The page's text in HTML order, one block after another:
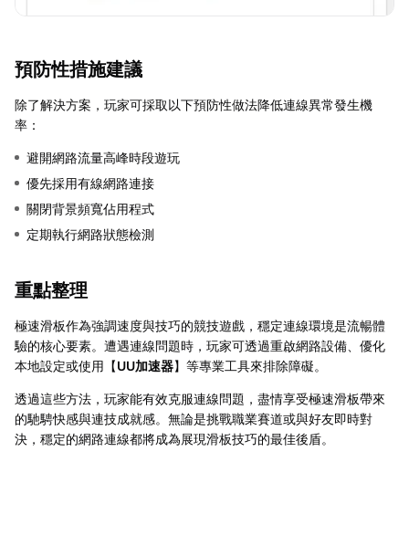
預防性措施建議
除了解決方案，玩家可採取以下預防性做法降低連線異常發生機
率：
避開網路流量高峰時段遊玩
優先採用有線網路連接
關閉背景頻寬佔用程式
定期執行網路狀態檢測
重點整理
極速滑板作為強調速度與技巧的競技遊戲，穩定連線環境是流暢體
驗的核心要素。遭遇連線問題時，玩家可透過重啟網路設備、優化
本地設定或使用【UU加速器】等專業工具來排除障礙。
透過這些方法，玩家能有效克服連線問題，盡情享受極速滑板帶來
的馳騁快感與連技成就感。無論是挑戰職業賽道或與好友即時對
決，穩定的網路連線都將成為展現滑板技巧的最佳後盾。